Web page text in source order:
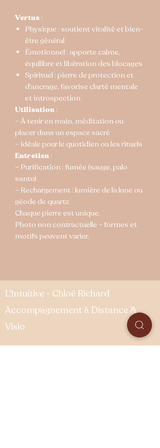
Vertus :
Physique : soutient vitalité et bien-
être général
Émotionnel : apporte calme,
équilibre et libération des blocages
Spirituel : pierre de protection et
d’ancrage, favorise clarté mentale
et introspection
Utilisation :
– À tenir en main, méditation ou
placer dans un espace sacré
– Idéale pour le quotidien ou les rituels
Entretien :
– Purification : fumée (sauge, palo
santo)
– Rechargement : lumière de la lune ou
géode de quartz
Chaque pierre est unique.
Photo non contractuelle – formes et
motifs peuvent varier.
L'Intuitive - Chloé Richard
Accompagnement à Distance &
Visio